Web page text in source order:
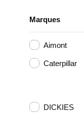
Marques
Aimont
Caterpillar
DICKIES